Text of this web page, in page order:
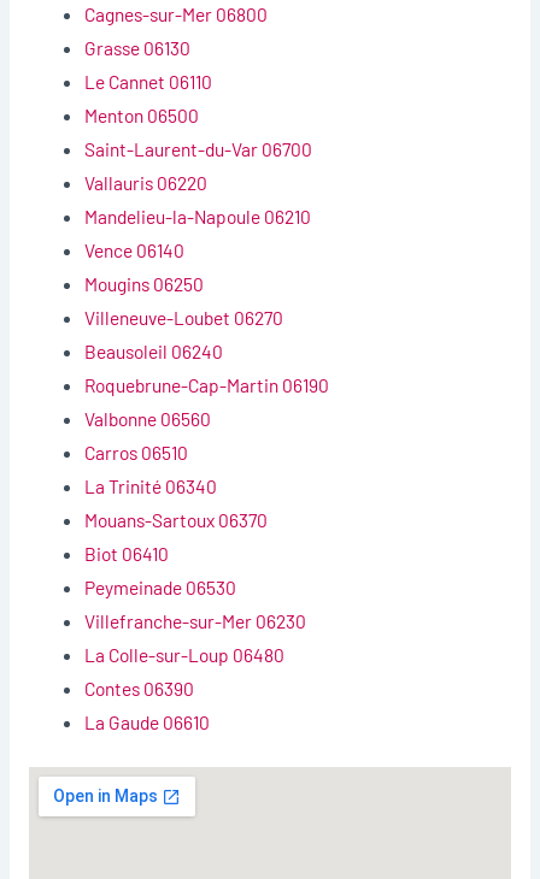
Cagnes-sur-Mer 06800
Grasse 06130
Le Cannet 06110
Menton 06500
Saint-Laurent-du-Var 06700
Vallauris 06220
Mandelieu-la-Napoule 06210
Vence 06140
Mougins 06250
Villeneuve-Loubet 06270
Beausoleil 06240
Roquebrune-Cap-Martin 06190
Valbonne 06560
Carros 06510
La Trinité 06340
Mouans-Sartoux 06370
Biot 06410
Peymeinade 06530
Villefranche-sur-Mer 06230
La Colle-sur-Loup 06480
Contes 06390
La Gaude 06610